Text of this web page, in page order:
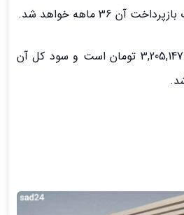
قسط هر ماه در این وام 3,205,147 تومان است و سود کل آن